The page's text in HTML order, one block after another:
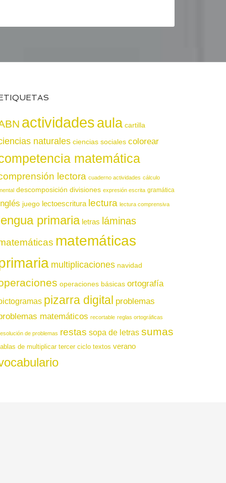
actividadesaula cartilla
naturales ciencias sociales colorear
matemática
lectora cuaderno actividades cálculo
descomposición divisiones expresión escrita gramática
juego lectoescritura lectura lectura comprensiva
primaria letras láminas
matemáticas
multiplicaciones navidad
operaciones básicas ortografía
pizarra digital problemas
matemáticos recortable reglas ortográficas
de problemas restas sopa de letras sumas
de multiplicar tercer ciclo textos verano